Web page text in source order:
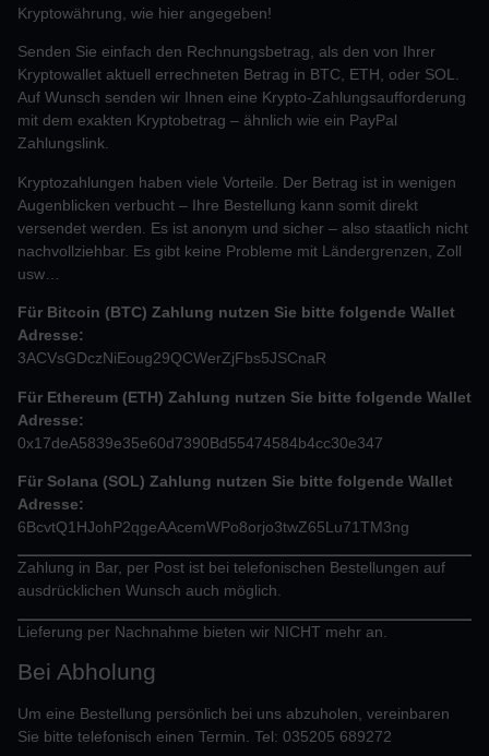
Kryptowährung, wie hier angegeben!
Senden Sie einfach den Rechnungsbetrag, als den von Ihrer
Kryptowallet aktuell errechneten Betrag in BTC, ETH, oder SOL.
Auf Wunsch senden wir Ihnen eine Krypto-Zahlungsaufforderung
mit dem exakten Kryptobetrag – ähnlich wie ein PayPal
Zahlungslink.
Kryptozahlungen haben viele Vorteile. Der Betrag ist in wenigen
Augenblicken verbucht – Ihre Bestellung kann somit direkt
versendet werden. Es ist anonym und sicher – also staatlich nicht
nachvollziehbar. Es gibt keine Probleme mit Ländergrenzen, Zoll
usw…
Für Bitcoin (BTC) Zahlung nutzen Sie bitte folgende Wallet
Adresse:
3ACVsGDczNiEoug29QCWerZjFbs5JSCnaR
Für Ethereum (ETH) Zahlung nutzen Sie bitte folgende Wallet
Adresse:
0x17deA5839e35e60d7390Bd55474584b4cc30e347
Für Solana (SOL) Zahlung nutzen Sie bitte folgende Wallet
Adresse:
6BcvtQ1HJohP2qgeAAcemWPo8orjo3twZ65Lu71TM3ng
Zahlung in Bar, per Post ist bei telefonischen Bestellungen auf
ausdrücklichen Wunsch auch möglich.
Lieferung per Nachnahme bieten wir NICHT mehr an.
Bei Abholung
Um eine Bestellung persönlich bei uns abzuholen, vereinbaren
Sie bitte telefonisch einen Termin. Tel: 035205 689272